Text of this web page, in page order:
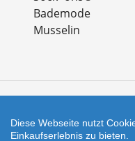
Bademode
Musselin
Diese Webseite nutzt
Einkaufserlebnis zu bieten.